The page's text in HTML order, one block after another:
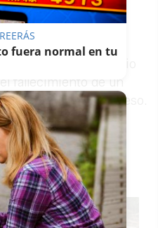
se activó, de
Fuentes del servicio
fallecimiento de un
del suceso.
fuera normal en tu